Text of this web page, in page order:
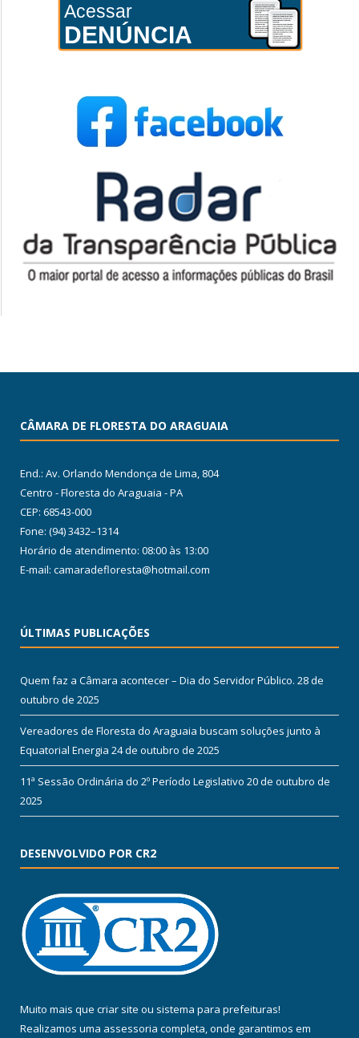
Acessar
DENÚNCIA
CÂMARA DE FLORESTA DO ARAGUAIA
End.: Av. Orlando Mendonça de Lima, 804
Centro - Floresta do Araguaia - PA
CEP: 68543-000
Fone: (94) 3432–1314
Horário de atendimento: 08:00 às 13:00
E-mail: camaradefloresta@hotmail.com
ÚLTIMAS PUBLICAÇÕES
Quem faz a Câmara acontecer – Dia do Servidor Público. 28 de
outubro de 2025
Vereadores de Floresta do Araguaia buscam soluções junto à
Equatorial Energia 24 de outubro de 2025
11ª Sessão Ordinária do 2º Período Legislativo 20 de outubro de
2025
DESENVOLVIDO POR CR2
Muito mais que criar site ou sistema para prefeituras!
Realizamos uma assessoria completa, onde garantimos em